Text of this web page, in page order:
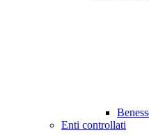
Enti controllati